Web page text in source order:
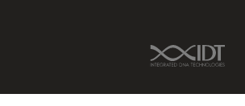
IDT Link